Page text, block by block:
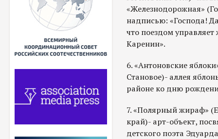
«Железнодорожная»
надписью: «Господа!
что поездом
Каренин».
6. «Антоновские
Становое)- аллея
районе ко дню
7. «Полярный жираф»
край)- арт-объект,
детского поэта